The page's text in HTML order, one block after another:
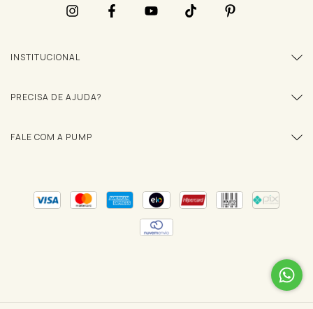
INSTITUCIONAL
PRECISA DE AJUDA?
FALE COM A PUMP